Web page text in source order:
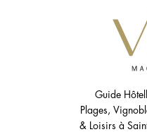
Guide
Plages,
& Loisirs à